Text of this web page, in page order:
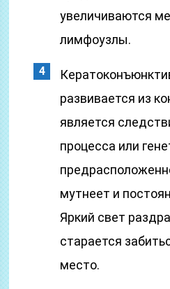
увеличиваются
лимфоузлы.
развивается из
является
процесса или
мутнеет и
Яркий свет
старается
место.